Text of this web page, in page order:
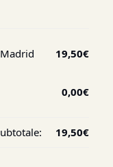
19,50€
0,00€
19,50€